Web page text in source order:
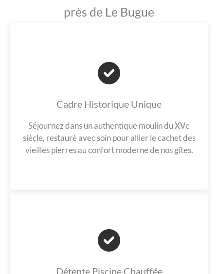
près de Le Bugue
Cadre Historique Unique
Séjournez dans un authentique moulin du XVe
siècle, restauré avec soin pour allier le cachet des
vieilles pierres au confort moderne de nos gîtes.
Détente Piscine Chauffée